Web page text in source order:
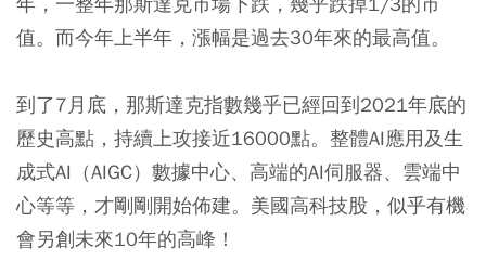
值。而今年上半年，漲幅是過去30年來的最高值。
到了7月底，那斯達克指數幾乎已經回到2021年底的
歷史高點，持續上攻接近16000點。整體AI應用及生
成式AI（AIGC）數據中心、高端的AI伺服器、雲端中
心等等，才剛剛開始佈建。美國高科技股，似乎有機
會另創未來10年的高峰！